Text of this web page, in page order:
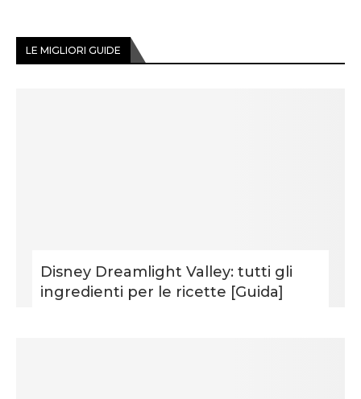
LE MIGLIORI GUIDE
Disney Dreamlight Valley: tutti gli
ingredienti per le ricette [Guida]